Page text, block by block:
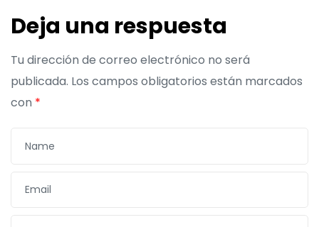
Deja una respuesta
Tu dirección de correo electrónico no será
publicada. Los campos obligatorios están marcados
con *